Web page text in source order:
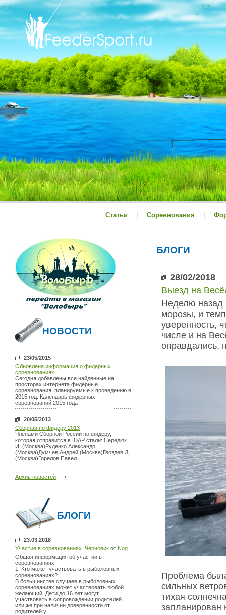
Статьи Соревнования
НОВОСТИ
23/05/2015
Обновлена информация о фидерных
соревнованиях
Сегодня добавлены все найденные на
просторах интернета фидерные
соревнования, планируемые к проведению в
2015 год. Календарь фидерных
соревнований 2015 года
20/05/2013
Сборная по фидеру 2013
Членами Сборной России по фидеру,
которая отправится в ЮАР стали: Середюк
И. (Москва)Руденко Александр
(Москва)Думчев Андрей (Москва)Гвоздев Д.
(Москва)Горелов Павел
Архив новостей
БЛОГИ
23.03.2018
Участие в соревнованиях. Черновик от Nog
Общая информация об участии в
соревнованиях:
1. Кто может участвовать в рыболовных
соревнованиях?
В большинстве случаев в рыболовных
соревнованиях может участвовать любой
желающий. Дети до 16 лет могут
участвовать в сопровождении родителей
или же при наличии доверенности от
родителей у
БЛОГИ
28/02/2018
Выезд на
Неделю назад
морозы, и
уверенность,
числе и на
оправдались,
Проблема
сильных
тихая
запланирован